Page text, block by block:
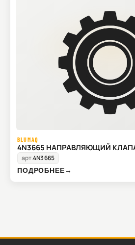
BLUMAQ
4N3665 НАПРАВЛЯЮЩИЙ
арт.4N3665
ПОДРОБНЕЕ→